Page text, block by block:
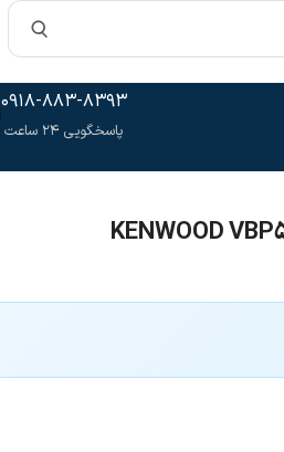
0918-883-8393
پاسخگویی 24 ساعت